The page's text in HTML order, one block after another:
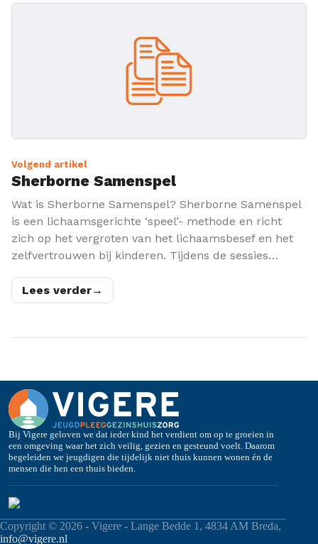
Volgend artikel
Sherborne Samenspel
Wat is Sherborne Samenspel? Sherborne Samenspel
is een lichaamsgerichte ‘speel’- methode en richt
zich op het vergroten van het lichaamsbesef en het
zelfvertrouwen bij kinderen. Tijdens de sessies…
Lees verder→
Bij Vigere geloven we dat ieder kind het verdient om op te groeien in
een omgeving waar het zich veilig, gezien en gesteund voelt. Daarom
begeleiden we jeugdigen die tijdelijk niet thuis kunnen wonen én de
mensen die hen een thuis bieden.
Copyright © 2026 - Vigere - Lange Bedde 1, 4834 AM Breda,
info@vigere.nl